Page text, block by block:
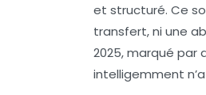
et structuré. Ce
transfert, ni une
2025, marqué par
intelligemment